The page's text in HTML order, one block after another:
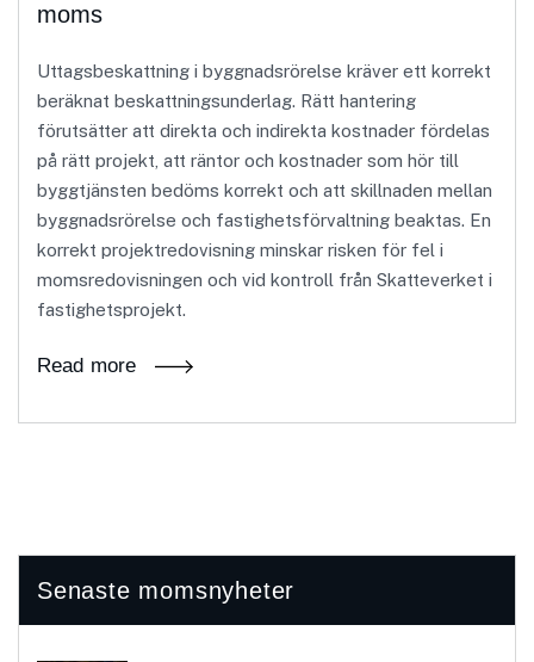
moms
Uttagsbeskattning i byggnadsrörelse kräver ett korrekt
beräknat beskattningsunderlag. Rätt hantering
förutsätter att direkta och indirekta kostnader fördelas
på rätt projekt, att räntor och kostnader som hör till
byggtjänsten bedöms korrekt och att skillnaden mellan
byggnadsrörelse och fastighetsförvaltning beaktas. En
korrekt projektredovisning minskar risken för fel i
momsredovisningen och vid kontroll från Skatteverket i
fastighetsprojekt.
Read more
Senaste momsnyheter